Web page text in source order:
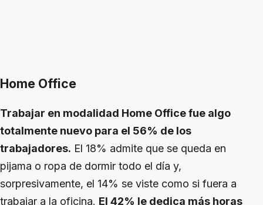
Home Office
Trabajar en modalidad Home Office fue algo
totalmente nuevo para el 56% de los
trabajadores. El 18% admite que se queda en
pijama o ropa de dormir todo el día y,
sorpresivamente, el 14% se viste como si fuera a
trabajar a la oficina. El 42% le dedica más horas